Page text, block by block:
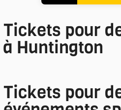
Tickets pour
à Huntington
Tickets pour